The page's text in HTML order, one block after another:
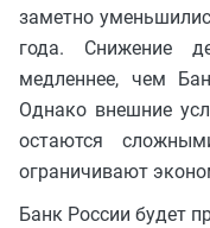
заметно
года. Снижение
медленнее, чем
Однако внешние
остаются
ограничивают
Банк России будет